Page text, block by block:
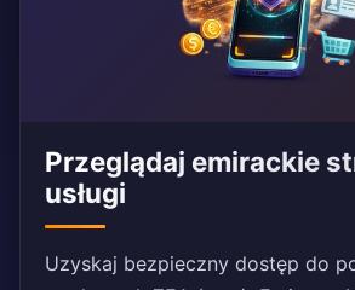
Przeglądaj emirackie
usługi
Uzyskaj bezpieczny dostęp do